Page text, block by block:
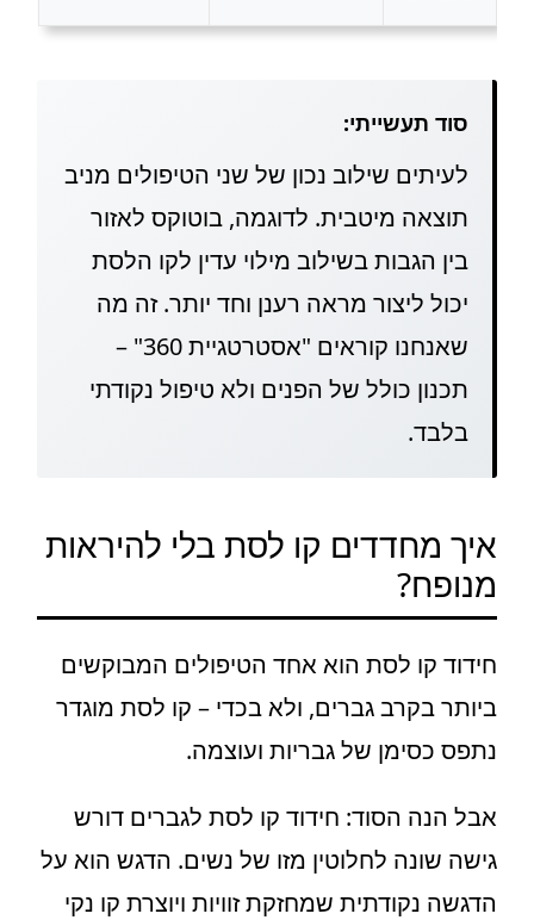
סוד תעשייתי:
לעיתים שילוב נכון של שני הטיפולים מניב
תוצאה מיטבית. לדוגמה, בוטוקס לאזור
בין הגבות בשילוב מילוי עדין לקו הלסת
יכול ליצור מראה רענן וחד יותר. זה מה
שאנחנו קוראים "אסטרטגיית 360" –
תכנון כולל של הפנים ולא טיפול נקודתי
בלבד.
איך מחדדים קו לסת בלי להיראות
מנופח?
חידוד קו לסת הוא אחד הטיפולים המבוקשים
ביותר בקרב גברים, ולא בכדי – קו לסת מוגדר
נתפס כסימן של גבריות ועוצמה.
אבל הנה הסוד: חידוד קו לסת לגברים דורש
גישה שונה לחלוטין מזו של נשים. הדגש הוא על
הדגשה נקודתית שמחזקת זוויות ויוצרת קו נקי